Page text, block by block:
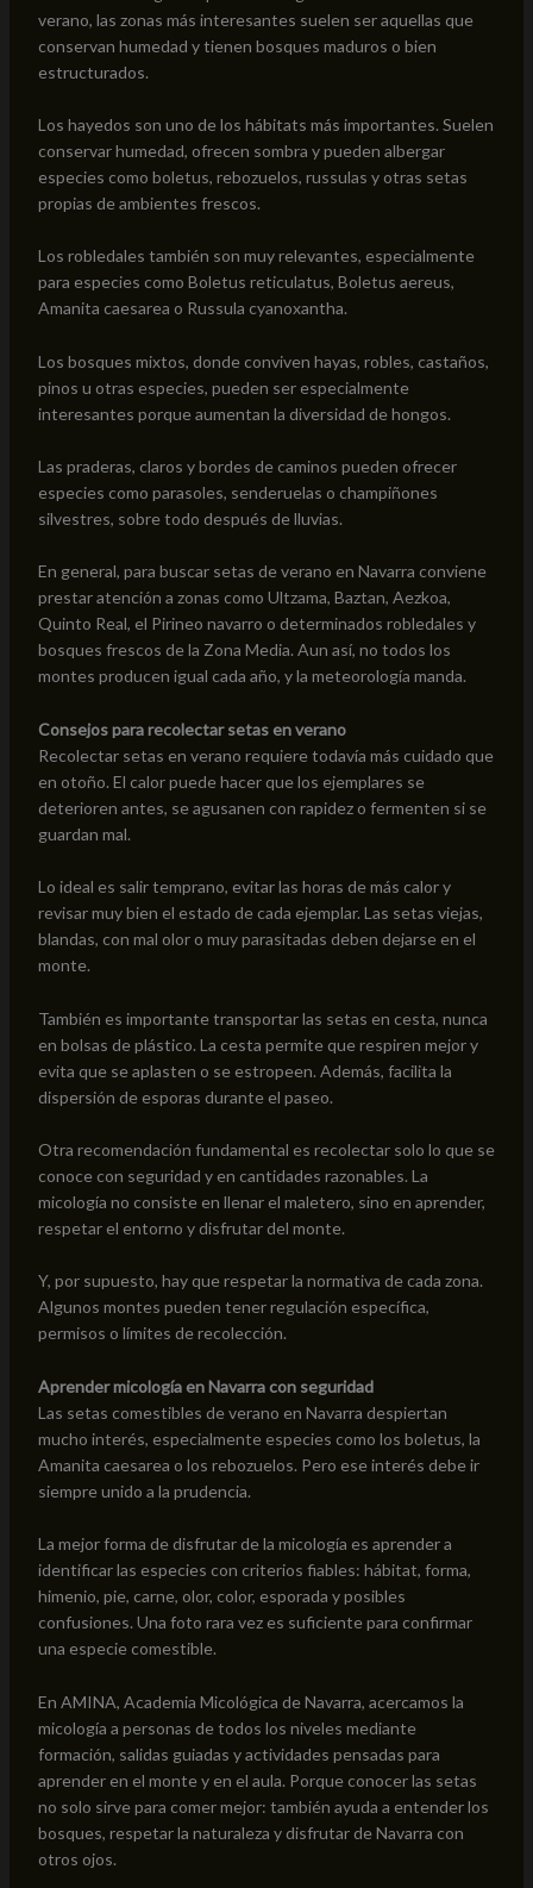
verano, las zonas más interesantes suelen ser aquellas que
conservan humedad y tienen bosques maduros o bien
estructurados.
Los hayedos son uno de los hábitats más importantes. Suelen
conservar humedad, ofrecen sombra y pueden albergar
especies como boletus, rebozuelos, russulas y otras setas
propias de ambientes frescos.
Los robledales también son muy relevantes, especialmente
para especies como Boletus reticulatus, Boletus aereus,
Amanita caesarea o Russula cyanoxantha.
Los bosques mixtos, donde conviven hayas, robles, castaños,
pinos u otras especies, pueden ser especialmente
interesantes porque aumentan la diversidad de hongos.
Las praderas, claros y bordes de caminos pueden ofrecer
especies como parasoles, senderuelas o champiñones
silvestres, sobre todo después de lluvias.
En general, para buscar setas de verano en Navarra conviene
prestar atención a zonas como Ultzama, Baztan, Aezkoa,
Quinto Real, el Pirineo navarro o determinados robledales y
bosques frescos de la Zona Media. Aun así, no todos los
montes producen igual cada año, y la meteorología manda.
Consejos para recolectar setas en verano
Recolectar setas en verano requiere todavía más cuidado que
en otoño. El calor puede hacer que los ejemplares se
deterioren antes, se agusanen con rapidez o fermenten si se
guardan mal.
Lo ideal es salir temprano, evitar las horas de más calor y
revisar muy bien el estado de cada ejemplar. Las setas viejas,
blandas, con mal olor o muy parasitadas deben dejarse en el
monte.
También es importante transportar las setas en cesta, nunca
en bolsas de plástico. La cesta permite que respiren mejor y
evita que se aplasten o se estropeen. Además, facilita la
dispersión de esporas durante el paseo.
Otra recomendación fundamental es recolectar solo lo que se
conoce con seguridad y en cantidades razonables. La
micología no consiste en llenar el maletero, sino en aprender,
respetar el entorno y disfrutar del monte.
Y, por supuesto, hay que respetar la normativa de cada zona.
Algunos montes pueden tener regulación específica,
permisos o límites de recolección.
Aprender micología en Navarra con seguridad
Las setas comestibles de verano en Navarra despiertan
mucho interés, especialmente especies como los boletus, la
Amanita caesarea o los rebozuelos. Pero ese interés debe ir
siempre unido a la prudencia.
La mejor forma de disfrutar de la micología es aprender a
identificar las especies con criterios fiables: hábitat, forma,
himenio, pie, carne, olor, color, esporada y posibles
confusiones. Una foto rara vez es suficiente para confirmar
una especie comestible.
En AMINA, Academia Micológica de Navarra, acercamos la
micología a personas de todos los niveles mediante
formación, salidas guiadas y actividades pensadas para
aprender en el monte y en el aula. Porque conocer las setas
no solo sirve para comer mejor: también ayuda a entender los
bosques, respetar la naturaleza y disfrutar de Navarra con
otros ojos.